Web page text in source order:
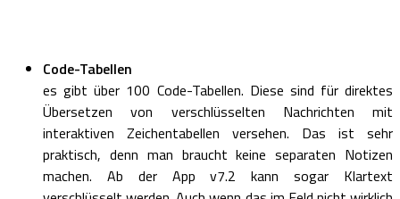
Code-Tabellen
es gibt über 100 Code-Tabellen. Diese sind für direktes
Übersetzen von verschlüsselten Nachrichten mit
interaktiven Zeichentabellen versehen. Das ist sehr
praktisch, denn man braucht keine separaten Notizen
machen. Ab der App v7.2 kann sogar Klartext